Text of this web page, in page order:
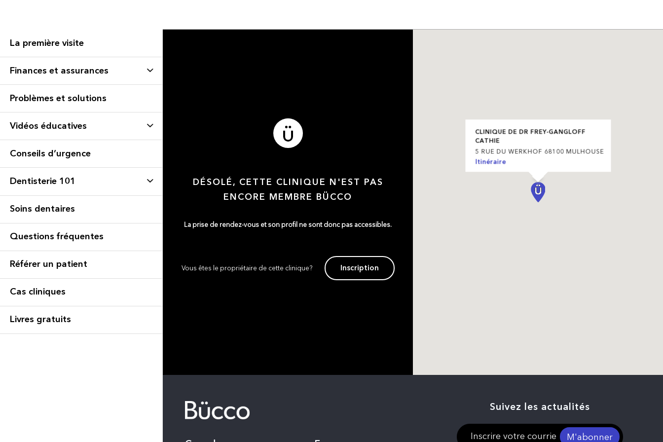
La première visite
Finances et assurances
Problèmes et solutions
Vidéos éducatives
Conseils d’urgence
Dentisterie 101
Soins dentaires
Questions fréquentes
Référer un patient
Cas cliniques
Livres gratuits
DÉSOLÉ, CETTE CLINIQUE N'EST PAS
ENCORE MEMBRE BÜCCO
La prise de rendez-vous et son profil ne sont donc pas accessibles.
Vous êtes le propriétaire de cette clinique? Inscription
CLINIQUE DE DR FREY-GANGLOFF
CATHIE
5 RUE DU WERKHOF 68100 MULHOUSE
Itinéraire
Suivez les actualités
M'abonner